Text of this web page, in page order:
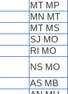
MT MP
MN MT
MT MS
SJ MO
RI MO
NS MO
AS MB